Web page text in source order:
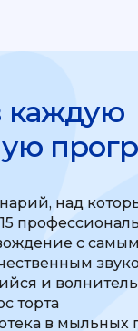
каждую
над
с
и
торта
в мыльных